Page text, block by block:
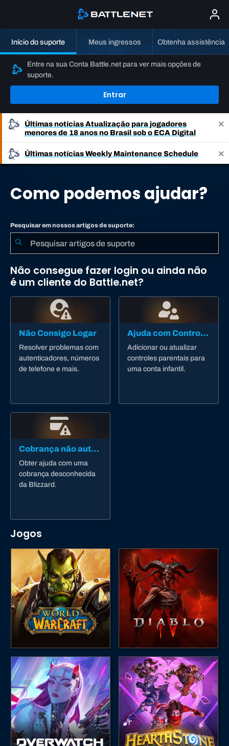
Início do suporte Meus ingressos Obtenha assistência
Entre na sua Conta Battle.net para ver mais opções de
suporte.
Entrar
Últimas notíciasAtualização para jogadores
menores de 18 anos no Brasil sob o ECA Digital
Últimas notíciasWeekly Maintenance Schedule
Como podemos ajudar?
Pesquisar em nossos artigos de suporte:
Não consegue fazer login ou ainda não
é um cliente do Battle.net?
Não Consigo Logar
Resolver problemas com
autenticadores, números
de telefone e mais.
Ajuda com Controle dos Pais
Adicionar ou atualizar
controles parentais para
uma conta infantil.
Cobrança não autorizada
Obter ajuda com uma
cobrança desconhecida
da Blizzard.
Jogos